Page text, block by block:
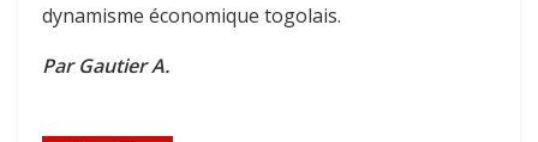
dynamisme économique togolais.
Par Gautier A.